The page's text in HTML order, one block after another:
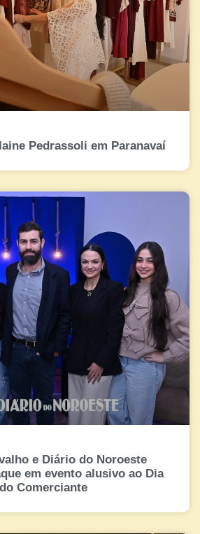
Pedrassoli em Paranavaí
e Diário do Noroeste
em evento alusivo ao Dia
do Comerciante